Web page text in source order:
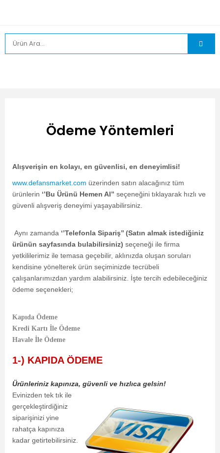
Ödeme Yöntemleri
Alışverişin en kolayı, en güvenlisi, en deneyimlisi!
www.defansmarket.com üzerinden satın alacağınız tüm
ürünlerin ‘’Bu Ürünü Hemen Al’’ seçeneğini tıklayarak hızlı ve
güvenli alışveriş deneyimi yaşayabilirsiniz.
Aynı zamanda ‘’Telefonla Sipariş’’ (Satın almak istediğiniz
ürünün sayfasında bulabilirsiniz) seçeneği ile firma
yetkililerimiz ile temasa geçebilir, aklınızda oluşan soruları
kendisine yönelterek ürün seçiminizde tecrübeli
çalışanlarımızdan yardım alabilirsiniz. İşte tercih edebileceğiniz
ödeme seçenekleri;
Kapıda Ödeme
Kredi Kartı İle Ödeme
Havale İle Ödeme
1-) KAPIDA ÖDEME
Ürünleriniz kapınıza, güvenli ve hızlıca gelsin!
Evinizden tek tık ile
gerçekleştirdiğiniz
siparişinizi yine
rahatça kapınıza
kadar getirtebilirsiniz.